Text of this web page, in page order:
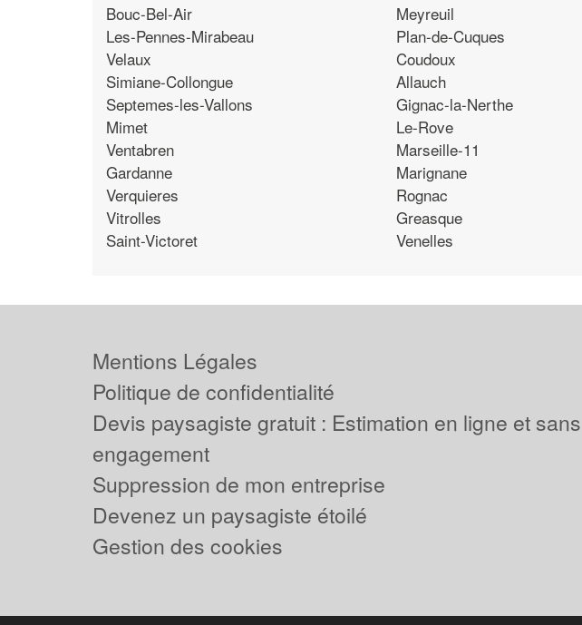
Bouc-Bel-Air
Les-Pennes-Mirabeau
Velaux
Simiane-Collongue
Septemes-les-Vallons
Mimet
Ventabren
Gardanne
Verquieres
Vitrolles
Saint-Victoret
Meyreuil
Plan-de-Cuques
Coudoux
Allauch
Gignac-la-Nerthe
Le-Rove
Marseille-11
Marignane
Rognac
Greasque
Venelles
Mentions Légales
Politique de confidentialité
Devis paysagiste gratuit : Estimation en ligne et sans
engagement
Suppression de mon entreprise
Devenez un paysagiste étoilé
Gestion des cookies